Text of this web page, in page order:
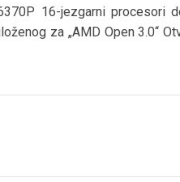
16-jezgarni procesori
za „AMD Open 3.0“